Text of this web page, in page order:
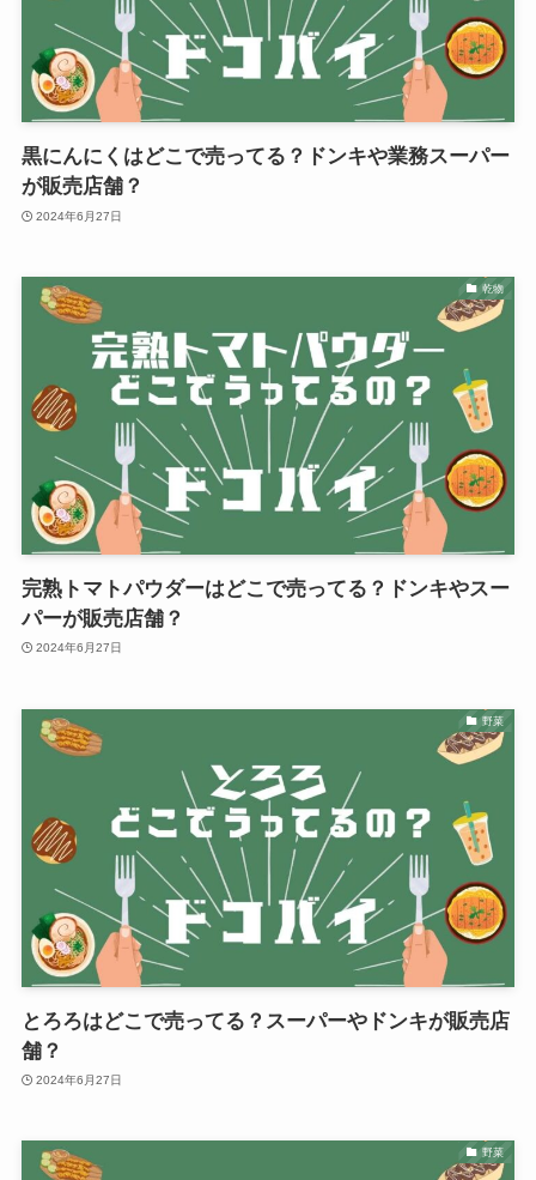
黒にんにくはどこで売ってる？ドンキや業務スーパー
が販売店舗？
2024年6月27日
乾物
完熟トマトパウダーはどこで売ってる？ドンキやスー
パーが販売店舗？
2024年6月27日
野菜
とろろはどこで売ってる？スーパーやドンキが販売店
舗？
2024年6月27日
野菜